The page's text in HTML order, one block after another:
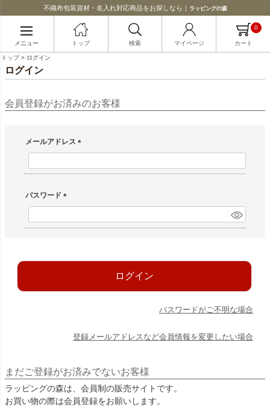
不織布包装資材・名入れ対応商品をお探しなら｜ ラッピングの森
メニュー トップ 検索 マイページ カート
0
トップ ログイン
ログイン
会員登録がお済みのお客様
メールアドレス
(必須)
パスワード
(必須)
ログイン
パスワードがご不明な場合
登録メールアドレスなど会員情報を変更したい場合
まだご登録がお済みでないお客様
ラッピングの森は、会員制の販売サイトです。
お買い物の際は会員登録をお願いします。